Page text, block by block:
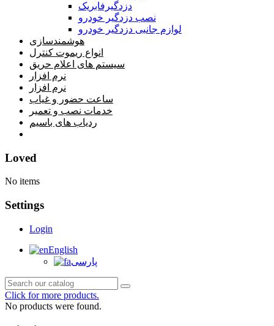
دزدگیرفابریک
نصب دزدگیر خودرو
لوازم جانبی دزدگیر خودرو
هوشمندسازی
انواع ریموت کنترل
سیستم های اعلام حریق
نرم افزار
نرم افزار
ساعت حضور و غیاب
خدمات نصب و تعمیر
ردیاب های باسیم
Loved
No items
Settings
Login
English
پارسی
Click for more products.
No products were found.